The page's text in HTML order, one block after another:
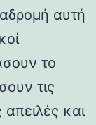
αυτή
το
τις
και